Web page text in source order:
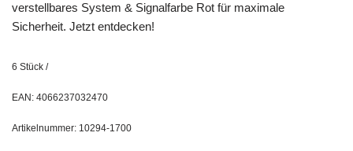
verstellbares System & Signalfarbe Rot für maximale
Sicherheit. Jetzt entdecken!
6 Stück /
EAN: 4066237032470
Artikelnummer: 10294-1700